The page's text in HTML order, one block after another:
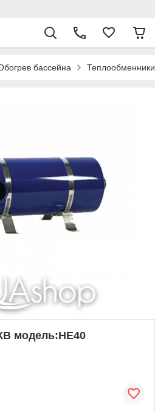
бассейна
модель:HE40